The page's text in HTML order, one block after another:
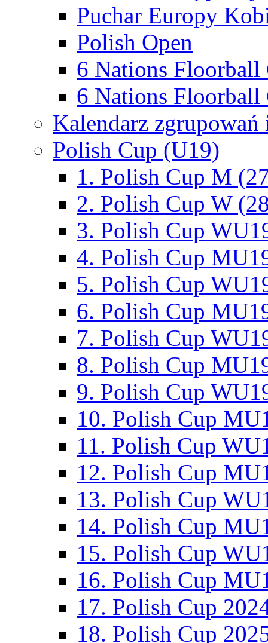
Puchar Europy
Polish Open
6 Nations Floorball
6 Nations Floorball
Kalendarz
Polish Cup (U19)
1. Polish Cup M
2. Polish Cup W
3. Polish Cup
4. Polish Cup
5. Polish Cup
6. Polish Cup
7. Polish Cup
8. Polish Cup
9. Polish Cup
10. Polish Cup
11. Polish Cup
12. Polish Cup
13. Polish Cup
14. Polish Cup
15. Polish Cup
16. Polish Cup
17. Polish Cup
18. Polish Cup